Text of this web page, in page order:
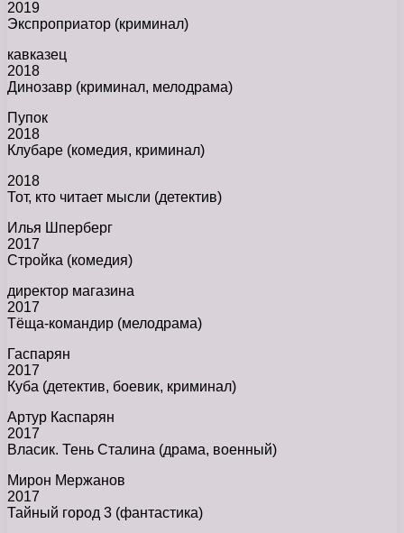
2019
Экспроприатор (криминал)
кавказец
2018
Динозавр (криминал, мелодрама)
Пупок
2018
Клубаре (комедия, криминал)
2018
Тот, кто читает мысли (детектив)
Илья Шперберг
2017
Стройка (комедия)
директор магазина
2017
Тёща-командир (мелодрама)
Гаспарян
2017
Куба (детектив, боевик, криминал)
Артур Каспарян
2017
Власик. Тень Сталина (драма, военный)
Мирон Мержанов
2017
Тайный город 3 (фантастика)